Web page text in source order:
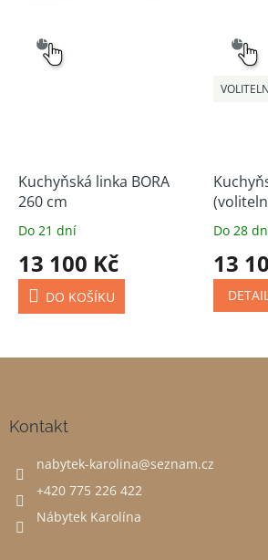
VÝBĚR
Kuchyňská linka BORA
260 cm
Do 21 dní
13 100 Kč
DO KOŠÍKU
VÝBĚR
Do 28
13
Kontakt
nabytek-karolina@seznam.cz
+420 775 226 422
Nábytek Karolína